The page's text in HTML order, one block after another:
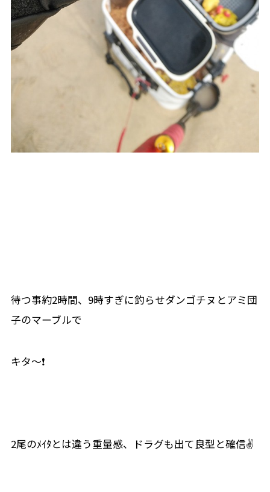
待つ事約2時間、9時すぎに釣らせダンゴチヌとアミ団
子のマーブルで
キタ～❗
2尾のﾒｲﾀとは違う重量感、ドラグも出て良型と確信✌